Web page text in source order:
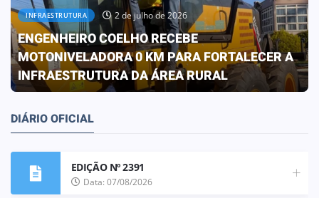
OBRAS 30 de junho de 2026
PREFEITURA CONCLUI OBRA QUE
TRANSFORMA A REALIDADE DA ESCOLA ELIZA
FRANCO DE OLIVEIRA
DIÁRIO OFICIAL
EDIÇÃO Nº 2391
Data: 07/08/2026